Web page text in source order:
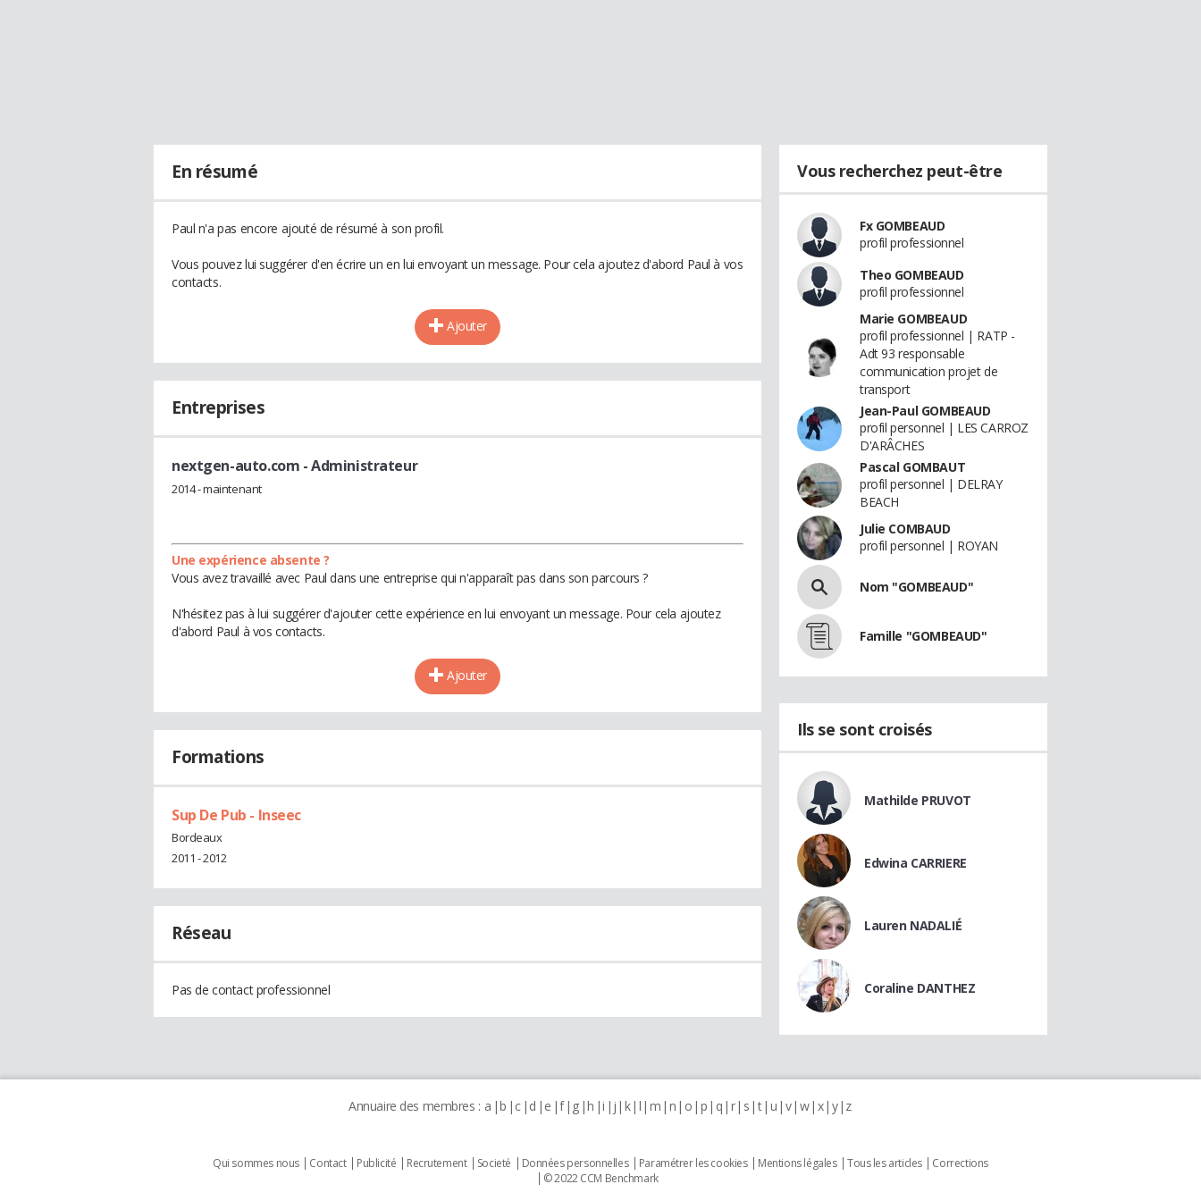
En résumé
Paul n'a pas encore ajouté de résumé à son profil.
Vous pouvez lui suggérer d'en écrire un en lui envoyant un message. Pour cela ajoutez d'abord Paul à vos
contacts.
Ajouter
Entreprises
nextgen-auto.com - Administrateur
2014 - maintenant
Une expérience absente ?
Vous avez travaillé avec Paul dans une entreprise qui n'apparaît pas dans son parcours ?
N'hésitez pas à lui suggérer d'ajouter cette expérience en lui envoyant un message. Pour cela ajoutez
d'abord Paul à vos contacts.
Ajouter
Formations
Sup De Pub - Inseec
Bordeaux
2011 - 2012
Réseau
Pas de contact professionnel
Vous recherchez peut-être
Fx GOMBEAUD
profil professionnel
Theo GOMBEAUD
profil professionnel
Marie GOMBEAUD
profil professionnel | RATP -
Adt 93 responsable
communication projet de
transport
Jean-Paul GOMBEAUD
profil personnel | LES CARROZ
D'ARÂCHES
Pascal GOMBAUT
profil personnel | DELRAY
BEACH
Julie COMBAUD
profil personnel | ROYAN
Nom "GOMBEAUD"
Famille "GOMBEAUD"
Ils se sont croisés
Mathilde PRUVOT
Edwina CARRIERE
Lauren NADALIÉ
Coraline DANTHEZ
Annuaire des membres : a b c d e f g h i j k l m n o p q r s t u v w x y z
Qui sommes nous Contact Publicité Recrutement Societé Données personnelles Paramétrer les cookies Mentions légales Tous les articles
Corrections
© 2022 CCM Benchmark